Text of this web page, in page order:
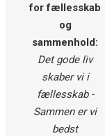
for fællesskab
og
sammenhold:
Det gode liv
skaber vi i
fællesskab -
Sammen er vi
bedst